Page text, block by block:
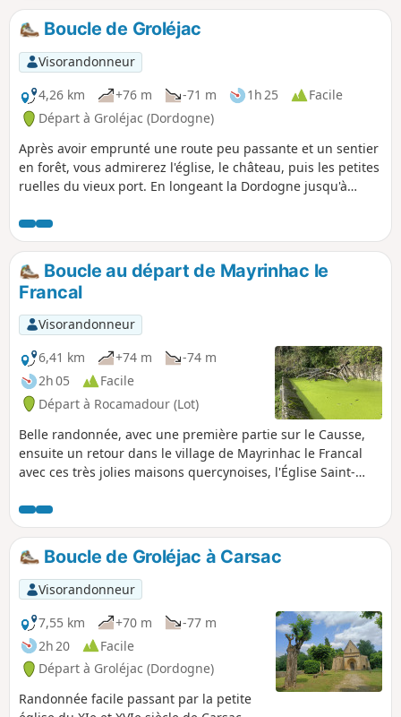
Boucle de Groléjac
Visorandonneur
4,26 km
+76 m -71 m 1h 25
Facile
Départ à Groléjac (Dordogne)
Après avoir emprunté une route peu passante et un sentier
en forêt, vous admirerez l'église, le château, puis les petites
ruelles du vieux port. En longeant la Dordogne jusqu'à
point de départ.
Boucle au départ de Mayrinhac le
Francal
Visorandonneur
6,41 km
+74 m
-74 m
2h 05
Facile
Départ à Rocamadour (Lot)
Belle randonnée, avec une première partie sur le Causse,
ensuite un retour dans le village de Mayrinhac le Francal
avec ces très jolies maisons quercynoises, l'Église Saint-
des Fontanelles et revenir au point de départ par un sentier
ombragé.
Boucle de Groléjac à Carsac
Visorandonneur
7,55 km
+70 m
-77 m
2h 20
Facile
Départ à Groléjac (Dordogne)
Randonnée facile passant par la petite